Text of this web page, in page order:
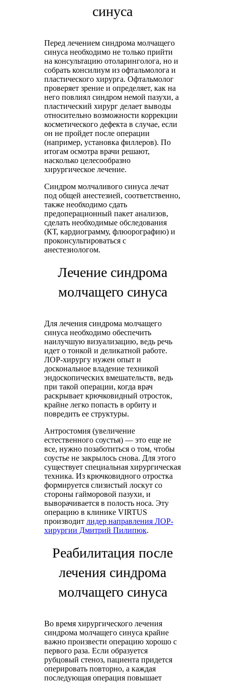
синуса
Перед лечением синдрома молчащего
синуса необходимо не только прийти
на консультацию отоларинголога, но и
собрать консилиум из офтальмолога и
пластического хирурга. Офтальмолог
проверяет зрение и определяет, как на
него повлиял синдром немой пазухи, а
пластический хирург делает выводы
относительно возможности коррекции
косметического дефекта в случае, если
он не пройдет после операции
(например, установка филлеров). По
итогам осмотра врачи решают,
насколько целесообразно
хирургическое лечение.
Синдром молчаливого синуса лечат
под общей анестезией, соответственно,
также необходимо сдать
предоперационный пакет анализов,
сделать необходимые обследования
(КТ, кардиограмму, флюорографию) и
проконсультироваться с
анестезиологом.
Лечение синдрома
молчащего синуса
Для лечения синдрома молчащего
синуса необходимо обеспечить
наилучшую визуализацию, ведь речь
идет о тонкой и деликатной работе.
ЛОР-хирургу нужен опыт и
доскональное владение техникой
эндоскопических вмешательств, ведь
при такой операции, когда врач
раскрывает крючковидный отросток,
крайне легко попасть в орбиту и
повредить ее структуры.
Антростомия (увеличение
естественного соустья) — это еще не
все, нужно позаботиться о том, чтобы
соустье не закрылось снова. Для этого
существует специальная хирургическая
техника. Из крючковидного отростка
формируется слизистый лоскут со
стороны гайморовой пазухи, и
выворачивается в полость носа. Эту
операцию в клинике VIRTUS
производит лидер направления ЛОР-
хирургии Дмитрий Пилипюк.
Реабилитация после
лечения синдрома
молчащего синуса
Во время хирургического лечения
синдрома молчащего синуса крайне
важно произвести операцию хорошо с
первого раза. Если образуется
рубцовый стеноз, пациента придется
оперировать повторно, а каждая
последующая операция повышает